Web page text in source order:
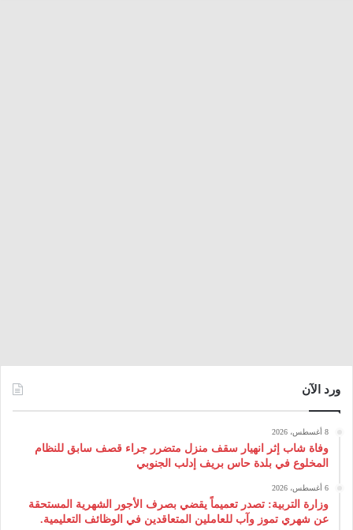
ورد الآن
8 أغسطس، 2026
وفاة شاب إثر انهيار سقف منزل متضرر جراء قصف سابق للنظام
المخلوع في بلدة حاس بريف إدلب الجنوبي
6 أغسطس، 2026
وزارة التربية: تصدر تعميماً يقضي بصرف الأجور الشهرية المستحقة
عن شهري تموز وآب للعاملين المتعاقدين في الوظائف التعليمية.